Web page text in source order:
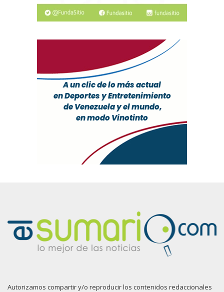
Autorizamos compartir y/o reproducir los contenidos redaccionales